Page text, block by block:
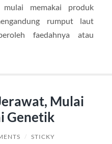
memakai produk
rumput laut
faedahnya atau
Mulai
Genetik
/ STICKY